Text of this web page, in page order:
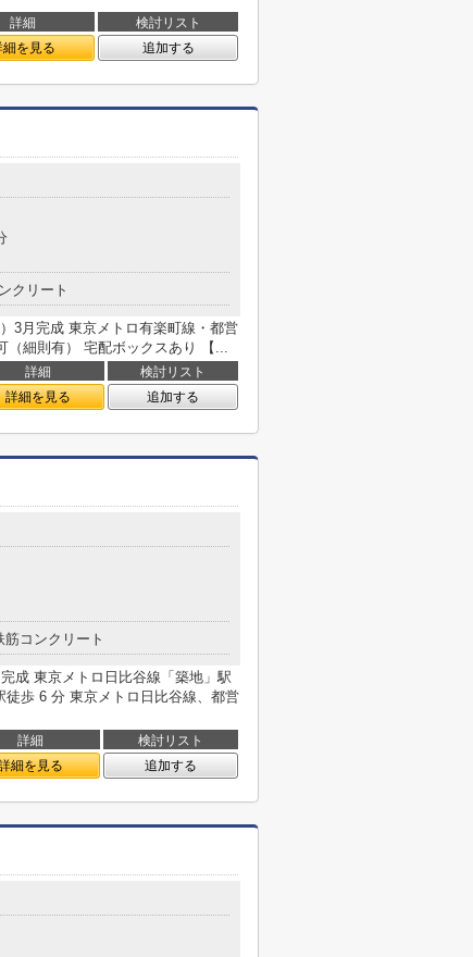
詳細
検討リスト
細を見る 追加する
クリート
3月完成 東京メトロ有楽町線・都営
（細則有） 宅配ボックスあり 【...
詳細
検討リスト
詳細を見る 追加する
筋コンクリート
成 東京メトロ日比谷線「築地」駅
歩 6 分 東京メトロ日比谷線、都営
詳細
検討リスト
細を見る 追加する